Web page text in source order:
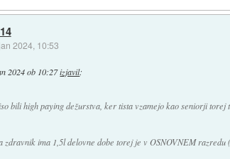
2024, 10:53
2024 ob 10:27izjavil:
bili high paying dežurstva, ker tista vzamejo kao seniorji torej
zdravnik ima 1,5l delovne dobe torej je v OSNOVNEM razredu